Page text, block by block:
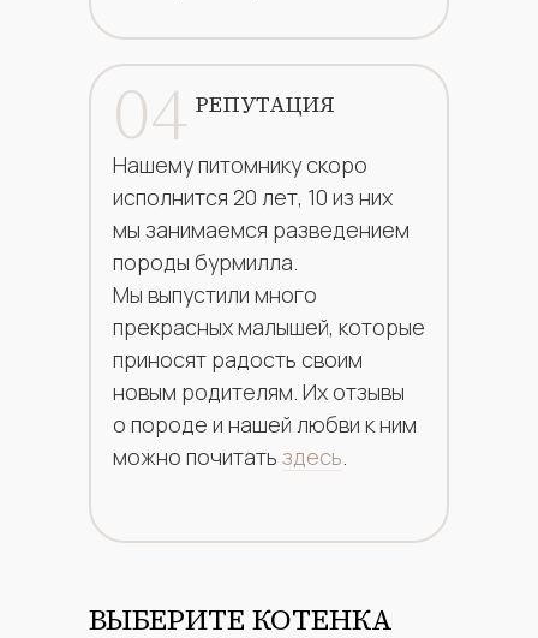
04 РЕПУТАЦИЯ
Нашему питомнику скоро
исполнится 20 лет, 10 из них
мы занимаемся разведением
породы бурмилла.
Мы выпустили много
прекрасных малышей, которые
приносят радость своим
новым родителям. Их отзывы
о породе и нашей любви к ним
можно почитать здесь.
ВЫБЕРИТЕ КОТЕНКА